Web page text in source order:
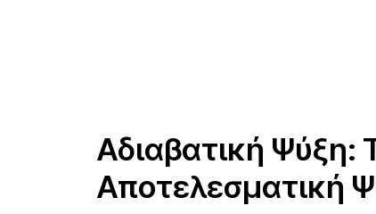
Αδιαβατική Ψύξη:
Αποτελεσματική